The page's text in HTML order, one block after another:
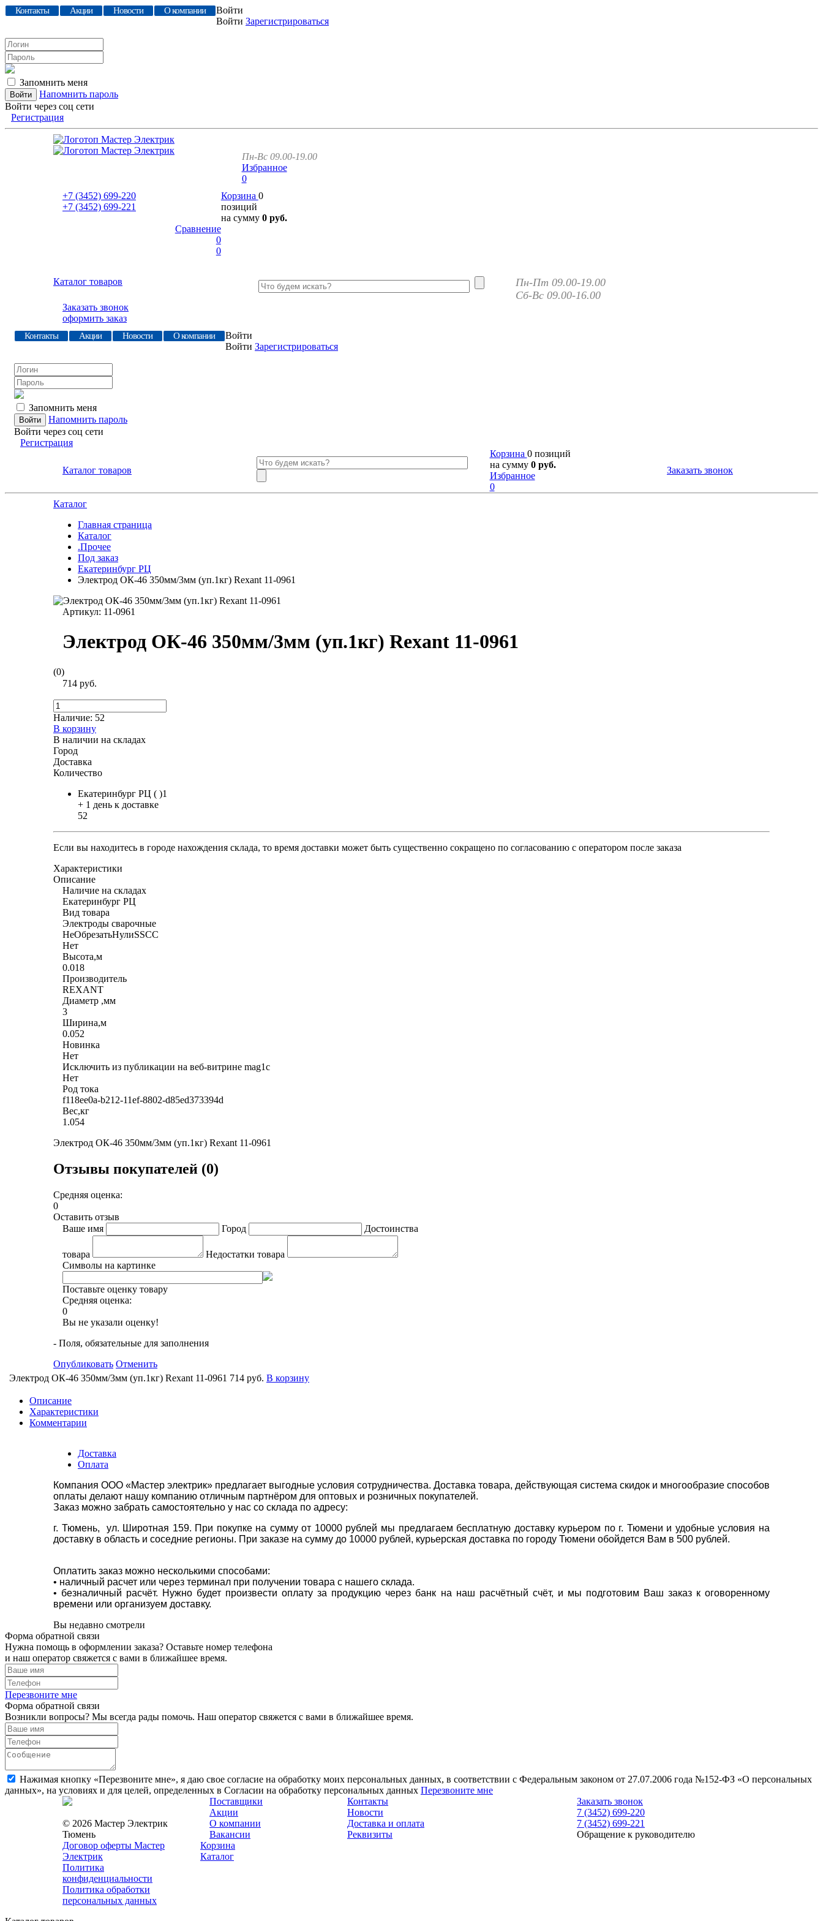
Контакты Акции Новости О компании
Войти
Войти Зарегистрироваться
Запомнить меня
Напомнить пароль
Войти через соц сети
Регистрация
Пн-Вс 09.00-19.00
Избранное
0
+7 (3452) 699-220
+7 (3452) 699-221
Корзина 0
позиций
на сумму 0 руб.
Сравнение
0
0
Каталог товаров
Пн-Пт 09.00-19.00
Сб-Вс 09.00-16.00
Заказать звонок
оформить заказ
Контакты Акции Новости О компании
Войти
Войти Зарегистрироваться
Запомнить меня
Напомнить пароль
Войти через соц сети
Регистрация
Каталог товаров
Корзина 0 позиций
на сумму 0 руб.
Избранное
0
Заказать звонок
Каталог
Главная страница
Каталог
.Прочее
Под заказ
Екатеринбург РЦ
Электрод ОК-46 350мм/3мм (уп.1кг) Rexant 11-0961
Артикул: 11-0961
Электрод ОК-46 350мм/3мм (уп.1кг) Rexant 11-0961
(0)
714 руб.
Наличие: 52
В корзину
В наличии на складах
Город
Доставка
Количество
Екатеринбург РЦ ( )1
+ 1 день к доставке
52
Если вы находитесь в городе нахождения склада, то время доставки может быть существенно сокращено по согласованию с оператором после заказа
Характеристики
Описание
Наличие на складах
Екатеринбург РЦ
Вид товара
Электроды сварочные
НеОбрезатьНулиSSCC
Нет
Высота,м
0.018
Производитель
REXANT
Диаметр ,мм
3
Ширина,м
0.052
Новинка
Нет
Исключить из публикации на веб-витрине mag1c
Нет
Род тока
f118ee0a-b212-11ef-8802-d85ed373394d
Вес,кг
1.054
Электрод ОК-46 350мм/3мм (уп.1кг) Rexant 11-0961
Отзывы покупателей (0)
Средняя оценка:
0
Оставить отзыв
Ваше имя
Город Достоинства
товара
Недостатки товара
Символы на картинке
Поставьте оценку товару
Средняя оценка:
0
Вы не указали оценку!
- Поля, обязательные для заполнения
Опубликовать Отменить
Электрод ОК-46 350мм/3мм (уп.1кг) Rexant 11-0961 714 руб. В корзину
Описание
Характеристики
Комментарии
Доставка
Оплата
Компания ООО «Мастер электрик» предлагает выгодные условия сотрудничества. Доставка товара, действующая система скидок и многообразие способов
оплаты делают нашу компанию отличным партнёром для оптовых и розничных покупателей.
Заказ можно забрать самостоятельно у нас со склада по адресу:
г. Тюмень, ул. Широтная 159. При покупке на сумму от 10000 рублей мы предлагаем бесплатную доставку курьером по г. Тюмени и удобные условия на
доставку в область и соседние регионы. При заказе на сумму до 10000 рублей, курьерская доставка по городу Тюмени обойдется Вам в 500 рублей.
Оплатить заказ можно несколькими способами:
• наличный расчет или через терминал при получении товара с нашего склада.
• безналичный расчёт. Нужно будет произвести оплату за продукцию через банк на наш расчётный счёт, и мы подготовим Ваш заказ к оговоренному
времени или организуем доставку.
Вы недавно смотрели
Форма обратной связи
Нужна помощь в оформлении заказа? Оставьте номер телефона
и наш оператор свяжется с вами в ближайшее время.
Перезвоните мне
Форма обратной связи
Возникли вопросы? Мы всегда рады помочь. Наш оператор свяжется с вами в ближайшее время.
Нажимая кнопку «Перезвоните мне», я даю свое согласие на обработку моих персональных данных, в соответствии с Федеральным законом от 27.07.2006 года №152-ФЗ «О персональных
данных», на условиях и для целей, определенных в Согласии на обработку персональных данных Перезвоните мне
© 2026 Мастер Электрик
Тюмень
Договор оферты Мастер
Электрик
Политика
конфиденциальности
Политика обработки
персональных данных
Поставщики
Контакты
Акции
Новости
О компании
Доставка и оплата
Вакансии
Реквизиты
Заказать звонок
7 (3452) 699-220
7 (3452) 699-221
Обращение к руководителю
Корзина
Каталог